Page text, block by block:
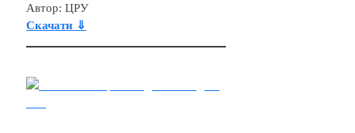
Автор: ЦРУ
Скачати ⇓